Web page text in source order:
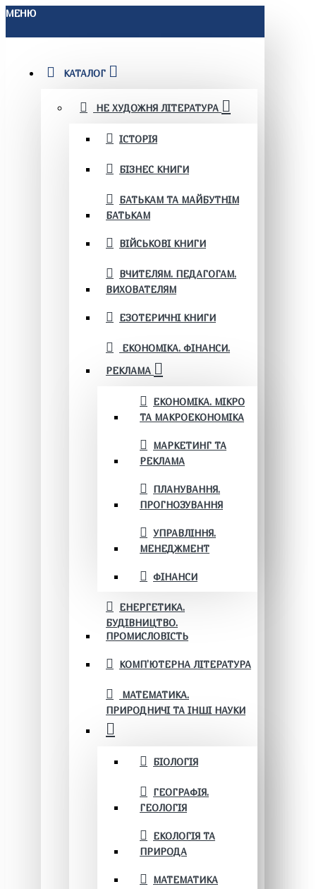
МЕНЮ
КАТАЛОГ
НЕ ХУДОЖНЯ ЛІТЕРАТУРА
ІСТОРІЯ
БІЗНЕС КНИГИ
БАТЬКАМ ТА МАЙБУТНІМ
БАТЬКАМ
ВІЙСЬКОВІ КНИГИ
ВЧИТЕЛЯМ. ПЕДАГОГАМ.
ВИХОВАТЕЛЯМ
ЕЗОТЕРИЧНІ КНИГИ
ЕКОНОМІКА. ФІНАНСИ.
РЕКЛАМА
ЕКОНОМІКА. МІКРО
ТА МАКРОЕКОНОМІКА
МАРКЕТИНГ ТА
РЕКЛАМА
ПЛАНУВАННЯ.
ПРОГНОЗУВАННЯ
УПРАВЛІННЯ.
МЕНЕДЖМЕНТ
ФІНАНСИ
ЕНЕРГЕТИКА.
БУДІВНИЦТВО.
ПРОМИСЛОВІСТЬ
КОМП'ЮТЕРНА ЛІТЕРАТУРА
МАТЕМАТИКА.
ПРИРОДНИЧІ ТА ІНШІ НАУКИ
БІОЛОГІЯ
ГЕОГРАФІЯ.
ГЕОЛОГІЯ
ЕКОЛОГІЯ ТА
ПРИРОДА
МАТЕМАТИКА